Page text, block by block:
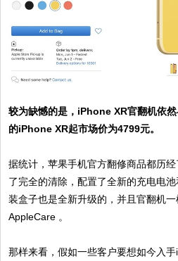
较为缺憾的是，iPhone XR官翻机依
的iPhone XR起市场价为4799元。
据统计，苹果手机官方翻修商品都历
了完全的清除，配置了全新的充电电
装盒子也是全新升级的，并且官翻机
AppleCare 。
那样来看，假如一些客户要想如今入